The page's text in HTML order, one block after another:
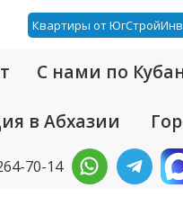
Квартиры от
С нами по
в Абхазии
70-14